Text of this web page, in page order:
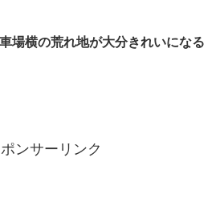
場横の荒れ地が大分きれいになる
ンサーリンク